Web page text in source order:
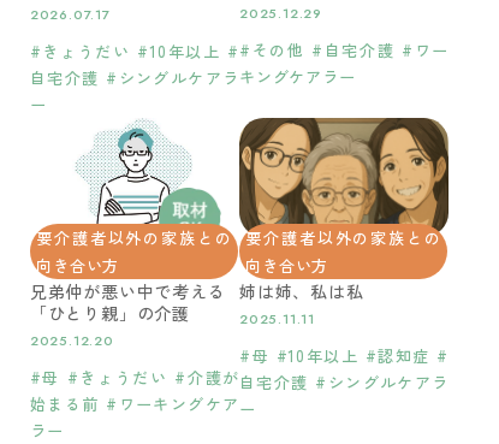
2026.07.17
#きょうだい #10年以上 #
自宅介護 #シングルケアラ
ー
2025.12.29
#その他 #自宅介護 #ワー
キングケアラー
要介護者以外の家族との
向き合い方
兄弟仲が悪い中で考える
「ひとり親」の介護
2025.12.20
#母 #きょうだい #介護が
始まる前 #ワーキングケア
ラー
要介護者以外の家族との
向き合い方
姉は姉、私は私
2025.11.11
#母 #10年以上 #認知症 #
自宅介護 #シングルケアラ
ー